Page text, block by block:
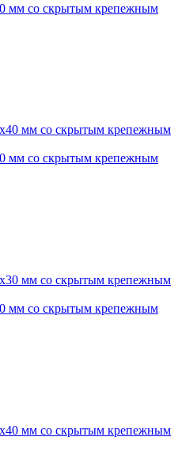
мм со скрытым крепежным
мм со скрытым крепежным
мм со скрытым крепежным